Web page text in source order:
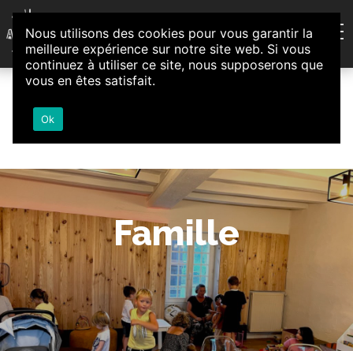
Aller au contenu
Association d'Animation et d'Initiatives Citoyennes
Loire-Authion
Famille
Nous utilisons des cookies pour vous garantir la
meilleure expérience sur notre site web. Si vous
continuez à utiliser ce site, nous supposerons que
vous en êtes satisfait.
Ok